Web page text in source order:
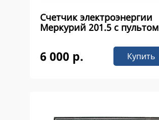
Счетчик электроэнергии
Меркурий 201.5 с пультом
6 000 р. Купить